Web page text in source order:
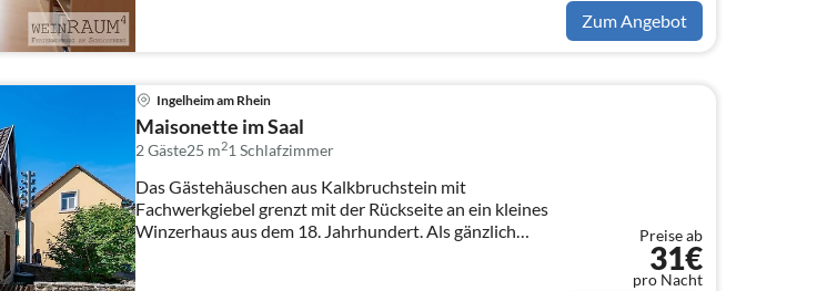
Zum Angebot
Ingelheim am Rhein
Maisonette im Saal
2 Gäste25 m21Schlafzimmer
Das Gästehäuschen aus Kalkbruchstein mit
Fachwerkgiebel grenzt mit der Rückseite an ein kleines
Winzerhaus aus dem 18. Jahrhundert. Als gänzlich
Preise ab
31€
pro Nacht